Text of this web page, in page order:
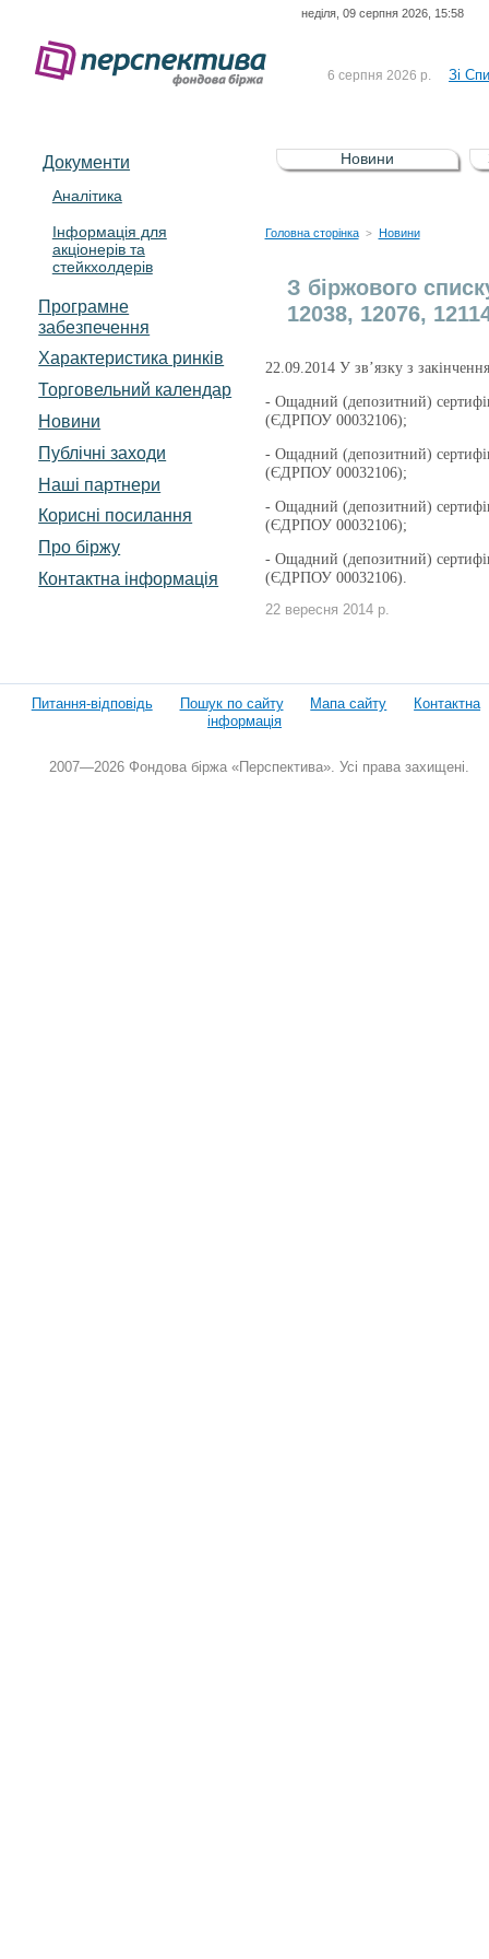
неділя, 09 серпня 2026, 15:58
6 серпня 2026 р. Зі
5 серпня 2026 р.
Зі
UA4000232607)
4 серпня 2026 р.
Документи
Аналітика
Інформація для
акціонерів та
стейкхолдерів
Програмне
забезпечення
Характеристика pинків
Торговельний календар
Новини
Публічні заходи
Наші партнери
Корисні посилання
Про біржу
Контактна інформація
Новини
Головна сторінка > Новини
З біржового
12038, 12076,
22.09.2014 У зв’язку з
- Ощадний (депозитний)
(ЄДРПОУ 00032106);
- Ощадний (депозитний)
(ЄДРПОУ 00032106);
- Ощадний (депозитний)
(ЄДРПОУ 00032106);
- Ощадний (депозитний)
(ЄДРПОУ 00032106).
22 вересня 2014 р.
Питання-відповідь Пошук по сайту Мапа сайту
Контактна
інформація
2007—2026 Фондова біржа «Перспектива». Усі права захищені.